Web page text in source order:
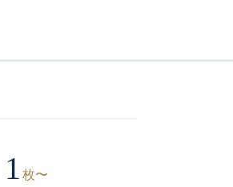
1 枚〜